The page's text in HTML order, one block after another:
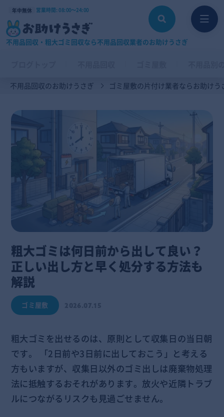
年中無休 営業時間: 08:00〜24:00
不用品回収・粗大ゴミ回収なら不用品回収業者のお助けうさぎ
不用品回収のお助けうさぎ ゴミ屋敷の片付け業者ならお助けう
粗大ゴミは何日前から出して良い？
正しい出し方と早く処分する方法も
解説
ゴミ屋敷
粗大ゴミを出せるのは、原則として収集日の当日朝
です。 「2日前や3日前に出しておこう」と考える
方もいますが、収集日以外のゴミ出しは廃棄物処理
法に抵触するおそれがあります。放火や近隣トラブ
ルにつながるリスクも見過ごせません。